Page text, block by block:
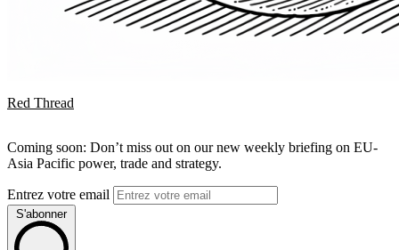
Red Thread
Coming soon: Don’t miss out on our new weekly briefing on EU-
Asia Pacific power, trade and strategy.
Entrez votre email
S'abonner